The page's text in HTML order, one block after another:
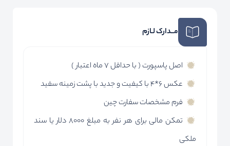
مــدارک لـازم
اصل پاسپورت ( با حداقل 7 ماه اعتبار )
عکس 6*4 با کیفیت و جدید با پشت زمینه سفید
فرم مشخصات سفارت چین
تمکن مالی برای هر نفر به مبلغ 8000 دلار یا سند
ملکی